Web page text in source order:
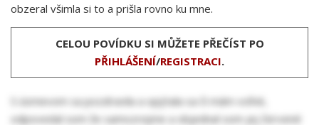
obzeral všimla si to a prišla rovno ku mne.
CELOU POVÍDKU SI MŮŽETE PŘEČÍST PO
PŘIHLÁŠENÍ/REGISTRACI.
S úsmevom sa pozdravila a opýtala sa či mám voľné,
odpovedal som že samozrejme a objednal som jej červené